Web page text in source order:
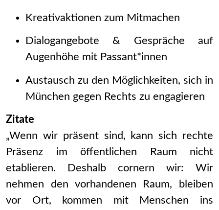
Kreativaktionen zum Mitmachen
Dialogangebote & Gespräche auf
Augenhöhe mit Passant*innen
Austausch zu den Möglichkeiten, sich in
München gegen Rechts zu engagieren
Zitate
„Wenn wir präsent sind, kann sich rechte
Präsenz im öffentlichen Raum nicht
etablieren. Deshalb cornern wir: Wir
nehmen den vorhandenen Raum, bleiben
vor Ort, kommen mit Menschen ins